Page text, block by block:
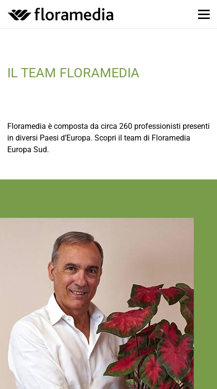
IL TEAM FLORAMEDIA
Floramedia è composta da circa 260 professionisti presenti
in diversi Paesi d’Europa. Scopri il team di Floramedia
Europa Sud.